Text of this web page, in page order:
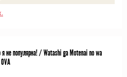
не популярна! / Watashi ga Motenai no wa